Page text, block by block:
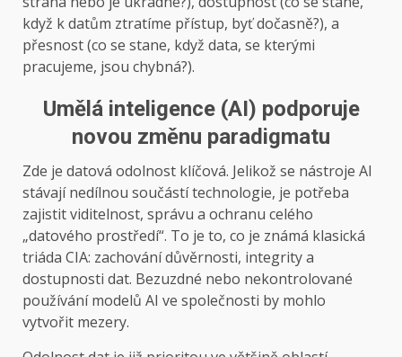
když k datům ztratíme přístup, byť dočasně?), a
přesnost (co se stane, když data, se kterými
pracujeme, jsou chybná?).
Umělá inteligence (AI) podporuje
novou změnu paradigmatu
Zde je datová odolnost klíčová. Jelikož se nástroje AI
stávají nedílnou součástí technologie, je potřeba
zajistit viditelnost, správu a ochranu celého
„datového prostředí“. To je to, co je známá klasická
triáda CIA: zachování důvěrnosti, integrity a
dostupnosti dat. Bezuzdné nebo nekontrolované
používání modelů AI ve společnosti by mohlo
vytvořit mezery.